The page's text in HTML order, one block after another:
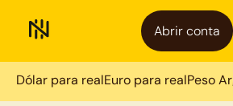
Abrir conta
Dólar para realEuro para realPeso